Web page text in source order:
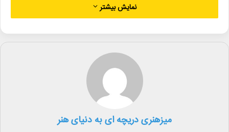
نمایش “امان” به نویسندگی عباس جمالی و کارگردانی مجتبی جدی،
دقیقه‌ای با بازی درخشان بازیگرانی چون زینب ایزدپناه، مهسا بهروزی و
نازنین حشمدار، روایتی از زندگی پنج زن و چالش‌های آن‌ها است.
“امان” با تمرکز بر مفاهیمی چون زنانگی، معنویت و روابط انسانی،
تماشاگر را به سفری عمیق در دل وجود انسان می‌برد.
“عروسی بعد از شب شیشه”: کمدی‌ای شیرین و پرماجرا
نمایش بیشتر
میزهنری دریچه ای به دنیای هنر